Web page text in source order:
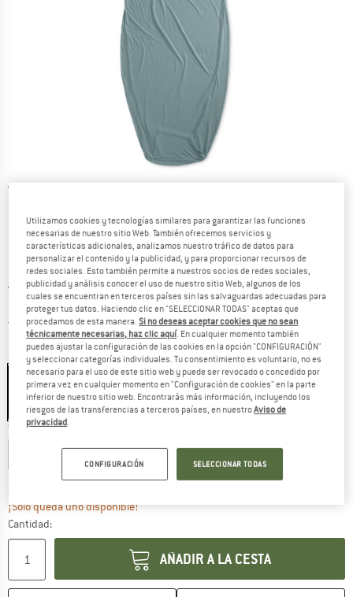
Vistas detalladas
Precio original :
89,95€
Precio:
76,46€ incl. IVA
Envío gratuito(ES)España. Información sobre los gastos de
Color:Arctic
15%
Talla:Long
¡Solo queda uno disponible!
Cantidad:
AÑADIR A LA CESTA
Utilizamos cookies y tecnologías similares para garantizar las funciones
necesarias de nuestro sitio Web. También ofrecemos servicios y
características adicionales, analizamos nuestro tráfico de datos para
personalizar el contenido y la publicidad, y para proporcionar recursos de
redes sociales. Esto también permite a nuestros socios de redes sociales,
publicidad y análisis conocer el uso de nuestro sitio Web, algunos de los
cuales se encuentran en terceros países sin las salvaguardas adecuadas para
proteger tus datos. Haciendo clic en "SELECCIONAR TODAS" aceptas que
procedamos de esta manera.Si no deseas aceptar cookies que no sean
técnicamente necesarias, haz clic aquí. En cualquier momento también
puedes ajustar la configuración de las cookies en la opción "CONFIGURACIÓN"
y seleccionar categorías individuales. Tu consentimiento es voluntario, no es
necesario para el uso de este sitio web y puede ser revocado o concedido por
primera vez en cualquier momento en "Configuración de cookies" en la parte
inferior de nuestro sitio web. Encontrarás más información, incluyendo los
riesgos de las transferencias a terceros países, en nuestroAviso de
privacidad
CONFIGURACIÓN SELECCIONAR TODAS